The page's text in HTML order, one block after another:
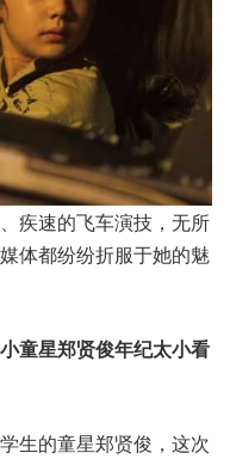
疾速的飞车演技，无所
体都纷纷折服于她的魅
童星郑贤俊年纪太小看
生的童星郑贤俊，这次